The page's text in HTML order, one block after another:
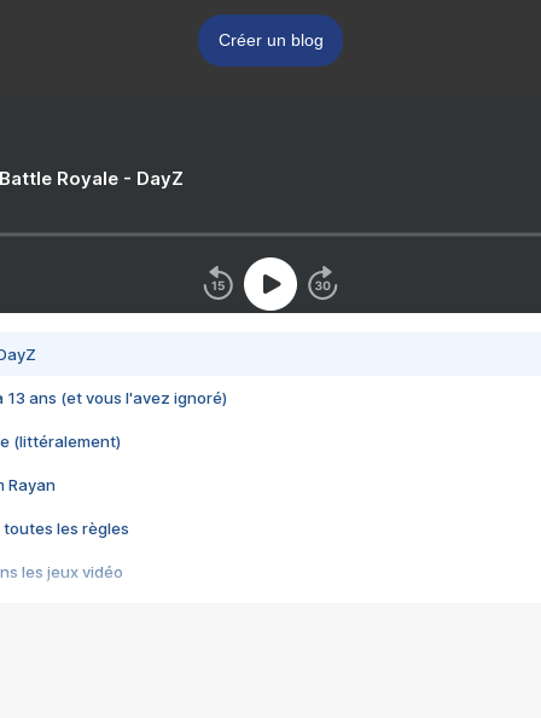
Créer un blog
Royale - DayZ
13 ans (et vous l'avez ignoré)
(littéralement)
Rayan
toutes les règles
les jeux vidéo